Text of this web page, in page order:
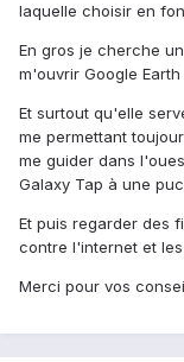
laquelle choisir en
En gros je cherche
m'ouvrir Google
Et surtout qu'elle
me permettant
me guider dans
Galaxy Tap à une
Et puis regarder des
contre l'internet et
Merci pour vos